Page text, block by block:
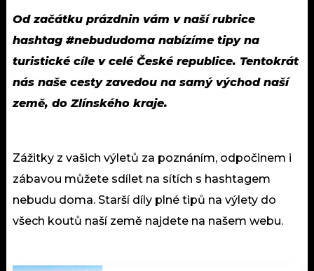
Od začátku prázdnin vám v naší rubrice
hashtag #nebududoma nabízíme tipy na
turistické cíle v celé České republice. Tentokrát
nás naše cesty zavedou na samý východ naší
země, do Zlínského kraje.
Zážitky z vašich výletů za poznáním, odpočinem i
zábavou můžete sdílet na sítích s hashtagem
nebudu doma. Starší díly plné tipů na výlety do
všech koutů naší země najdete na našem webu.